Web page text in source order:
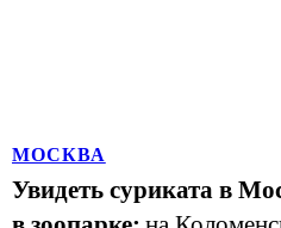
МОСКВА
Увидеть суриката в